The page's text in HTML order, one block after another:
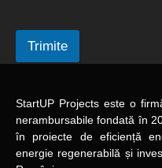
Trimite
StartUP Projectseste o
nerambursabilefondată în
în proiecte de eficiență
energie regenerabilă și